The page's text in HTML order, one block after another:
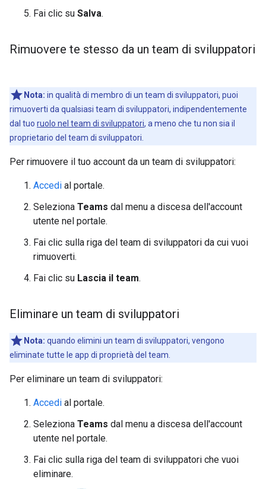
Fai clic su Salva.
Rimuovere te stesso da un team di sviluppatori
Nota: in qualità di membro di un team di sviluppatori, puoi
rimuoverti da qualsiasi team di sviluppatori, indipendentemente
dal tuo ruolo nel team di sviluppatori, a meno che tu non sia il
proprietario del team di sviluppatori.
Per rimuovere il tuo account da un team di sviluppatori:
Accedi al portale.
Seleziona Teams dal menu a discesa dell'account
utente nel portale.
Fai clic sulla riga del team di sviluppatori da cui vuoi
rimuoverti.
Fai clic su Lascia il team.
Eliminare un team di sviluppatori
Nota: quando elimini un team di sviluppatori, vengono
eliminate tutte le app di proprietà del team.
Per eliminare un team di sviluppatori:
Accedi al portale.
Seleziona Teams dal menu a discesa dell'account
utente nel portale.
Fai clic sulla riga del team di sviluppatori che vuoi
eliminare.